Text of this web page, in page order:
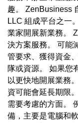
趣。 ZenBusiness
LLC 組成平台之一
業家開展新業務。
決方案服務。 可能
管要求、獲得資金
隊或資源。 如果您
以更快地開展業務
資可能會延長期限
需要考慮的方面。
備，主要是電腦和